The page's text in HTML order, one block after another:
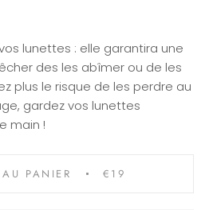
lunettes : elle garantira une
des les abîmer ou de les
plus le risque de les perdre au
gardez vos lunettes
main !
PANIER €19